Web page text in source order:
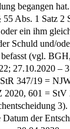
begangen
Abs. 1 Satz 2
ein ihm
Schuld und/
(vgl.
27.10.2020 –
347/19 =
2020, 601 =
der